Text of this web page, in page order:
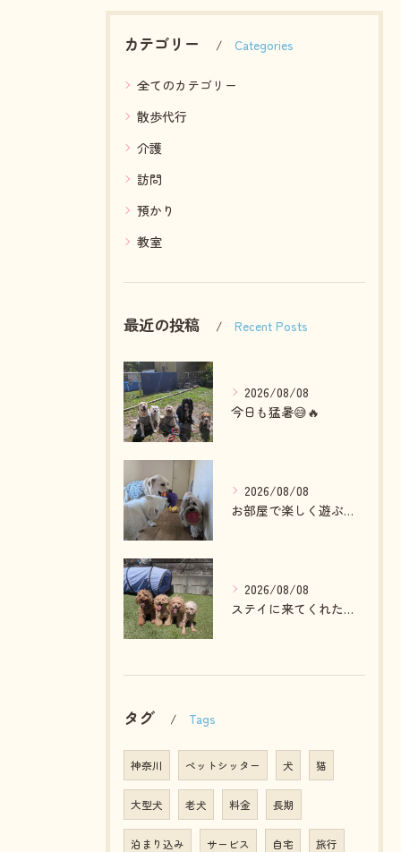
カテゴリー Categories
全てのカテゴリー
散歩代行
介護
訪問
預かり
教室
最近の投稿 Recent Posts
2026/08/08
今日も猛暑😅🔥
2026/08/08
お部屋で楽しく遊ぶわんこさん💓
2026/08/08
ステイに来てくれたプードルファミリー💓
タグ Tags
神奈川 ペットシッター 犬 猫
大型犬 老犬 料金 長期
泊まり込み サービス 自宅 旅行